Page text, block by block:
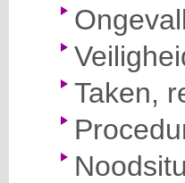
Taken,